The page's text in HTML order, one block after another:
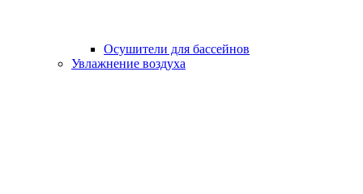
Осушители для бассейнов
Увлажнение воздуха